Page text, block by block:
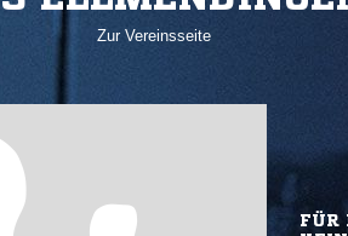
Zur Vereinsseite
FÜR